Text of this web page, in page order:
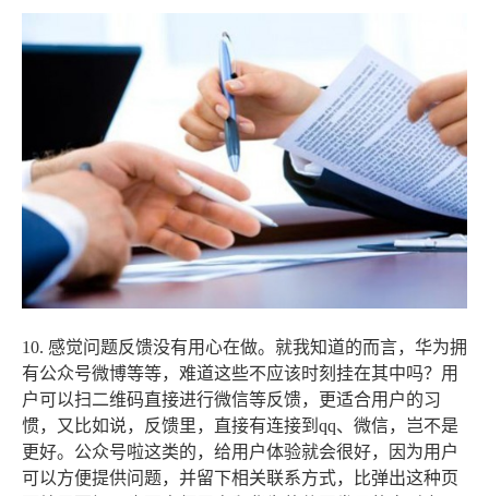
10. 感觉问题反馈没有用心在做。就我知道的而言，华为拥
有公众号微博等等，难道这些不应该时刻挂在其中吗？用
户可以扫二维码直接进行微信等反馈，更适合用户的习
惯，又比如说，反馈里，直接有连接到qq、微信，岂不是
更好。公众号啦这类的，给用户体验就会很好，因为用户
可以方便提供问题，并留下相关联系方式，比弹出这种页